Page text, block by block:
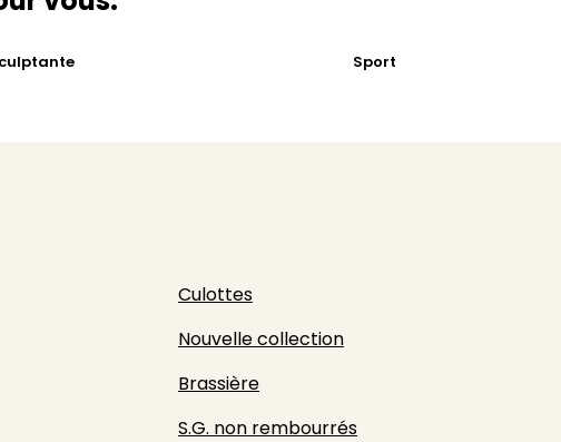
Sport
Culottes
Nouvelle collection
Brassière
S.G. non rembourrés